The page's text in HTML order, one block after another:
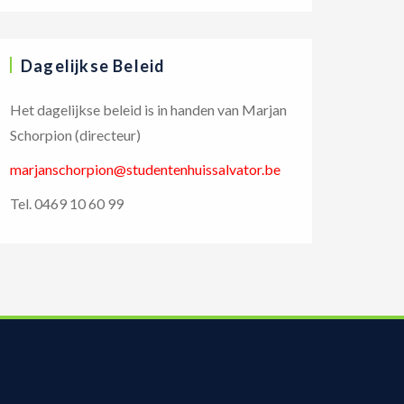
Dagelijkse Beleid
Het dagelijkse beleid is in handen van Marjan
Schorpion (directeur)
marjanschorpion@studentenhuissalvator.be
Tel. 0469 10 60 99